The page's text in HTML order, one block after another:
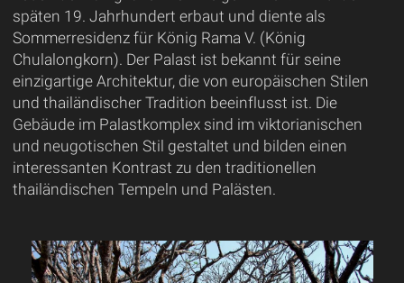
späten 19. Jahrhundert erbaut und diente als
Sommerresidenz für König Rama V. (König
Chulalongkorn). Der Palast ist bekannt für seine
einzigartige Architektur, die von europäischen Stilen
und thailändischer Tradition beeinflusst ist. Die
Gebäude im Palastkomplex sind im viktorianischen
und neugotischen Stil gestaltet und bilden einen
interessanten Kontrast zu den traditionellen
thailändischen Tempeln und Palästen.